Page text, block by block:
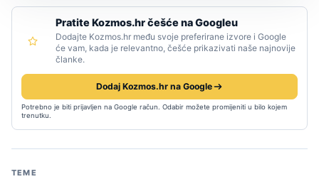
Pratite Kozmos.hr češće na Googleu
Dodajte Kozmos.hr među svoje preferirane izvore i Google
će vam, kada je relevantno, češće prikazivati naše najnovije
članke.
Dodaj Kozmos.hr na Google
Potrebno je biti prijavljen na Google račun. Odabir možete promijeniti u bilo kojem
trenutku.
TEME